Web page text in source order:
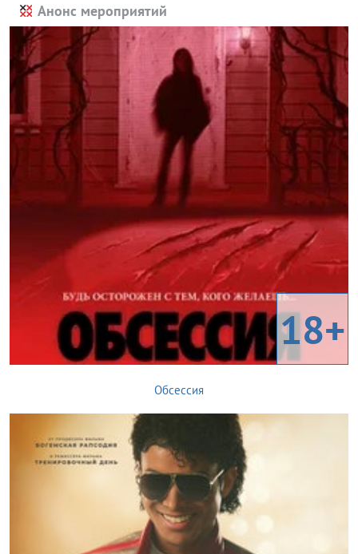
Анонс мероприятий
18+
Обсессия